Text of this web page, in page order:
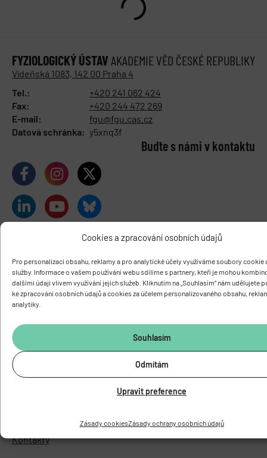
Cookies a zpracování osobních údajů
Pro personalizaci obsahu, reklamy a pro analytické účely využíváme soubory cookie
služby. Informace o vašem používání webu sdílíme s partnery, kteří je mohou
dalšími údaji vlivem využívání jejich služeb. Kliknutím na „Souhlasím“ nám udělujete
ke zpracování osobních údajů a cookies za účelem personalizovaného obsahu,
analytiky.
Souhlasím
Odmítám
Upravit preference
Zásady cookiesZásady ochrany osobních údajů
FYZIOLOGICKÝ ÚSTAVAKADEMIE VĚD ČESKÉ REPUBLIKY
Vídeňská 1083, 142 00 Praha 4
Tel.:
+420 241 062 424
Fax:
+420 244 472 269
E-mail:
fgu@fgu.cas.cz
Datová schránka: y5xnq3f
Buďte s námi v kontaktu
Základní informace
Vedení a struktura
Knihovna
Časopis PhysRes
Povinně zveřejňované informace
Kontakty